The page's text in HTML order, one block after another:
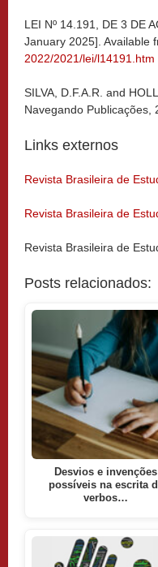
LEI Nº 14.191, DE 3 DE
January 2025]. Available
2022/2021/lei/l14191.htm
SILVA, D.F.A.R. and
Navegando Publicações,
Links externos
Revista Brasileira de
Revista Brasileira de
Revista Brasileira de
Posts relacionados:
Desvios e invenções
possíveis na escrita
verbos…